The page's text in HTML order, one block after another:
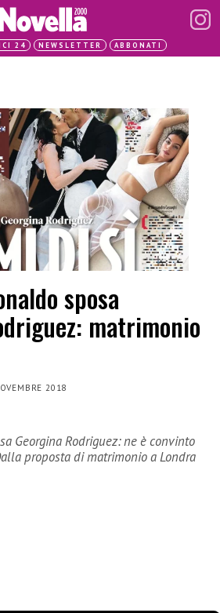
24 NEWSLETTER ABBONATI
sposa
matrimonio
2018
Georgina Rodriguez: ne è convinto
proposta di matrimonio a Londra